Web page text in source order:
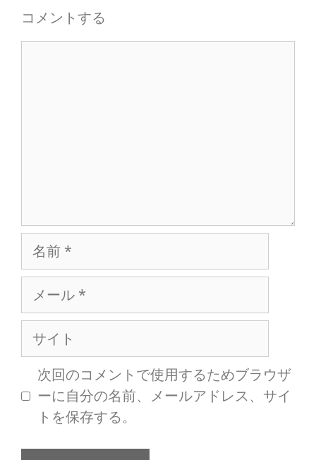
コメントする
次回のコメントで使用するためブラウザ
ーに自分の名前、メールアドレス、サイ
トを保存する。